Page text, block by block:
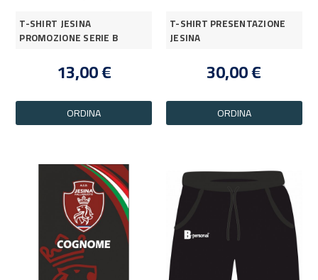
T-SHIRT JESINA
PROMOZIONE SERIE B
13,00 €
ORDINA
T-SHIRT PRESENTAZIONE
JESINA
30,00 €
ORDINA